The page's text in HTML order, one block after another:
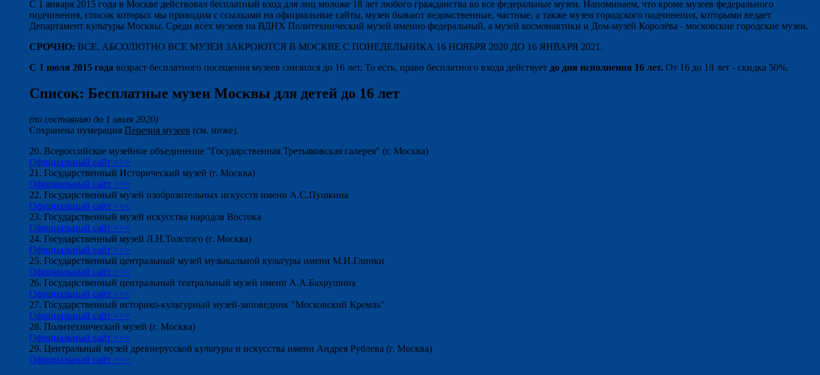
С 1 января 2015 года в Москве действовал бесплатный вход для лиц моложе 18 лет любого гражданства во все федеральные музеи. Напоминаем, что кроме музеев федерального
подчинения, список которых мы приводим с ссылками на официальные сайты, музеи бывают ведомственные, частные, а также музеи городского подчинения, которыми ведает
Департамент культуры Москвы. Среди всех музеев на ВДНХ Политехнический музей именно федеральный, а музей космонавтики и Дом-музей Королёва - московские городские музеи.
СРОЧНО: ВСЕ, АБСОЛЮТНО ВСЕ МУЗЕИ ЗАКРОЮТСЯ В МОСКВЕ С ПОНЕДЕЛЬНИКА 16 НОЯБРЯ 2020 ДО 16 ЯНВАРЯ 2021.
С 1 июля 2015 года возраст бесплатного посещения музеев снизился до 16 лет. То есть, право бесплатного входа действует до дня исполнения 16 лет. От 16 до 18 лет - скидка 50%.
Список: Бесплатные музеи Москвы для детей до 16 лет
(по состоянию до 1 июля 2020)
Сохранена нумерация Перечня музеев (см. ниже).
20. Всероссийское музейное объединение "Государственная Третьяковская галерея" (г. Москва)
Официальный сайт >>>
21. Государственный Исторический музей (г. Москва)
Официальный сайт >>>
22. Государственный музей изобразительных искусств имени А.С.Пушкина
Официальный сайт >>>
23. Государственный музей искусства народов Востока
Официальный сайт >>>
24. Государственный музей Л.Н.Толстого (г. Москва)
Официальный сайт >>>
25. Государственный центральный музей музыкальной культуры имени М.И.Глинки
Официальный сайт >>>
26. Государственный центральный театральный музей имени А.А.Бахрушина
Официальный сайт >>>
27. Государственный историко-культурный музей-заповедник "Московский Кремль"
Официальный сайт >>>
28. Политехнический музей (г. Москва)
Официальный сайт >>>
29. Центральный музей древнерусской культуры и искусства имени Андрея Рублева (г. Москва)
Официальный сайт >>>